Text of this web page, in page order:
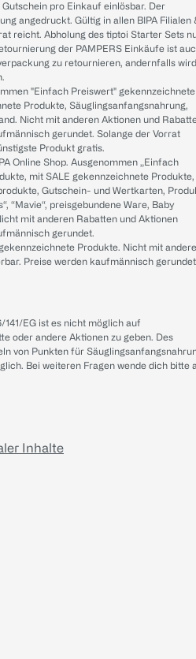
pro Einkauf einlösbar. Der
angedruckt. Gültig in allen BIPA Filialen
reicht. Abholung des tiptoi Starter Sets
der PAMPERS Einkäufe ist
zu retournieren, andernfalls wird
"Einfach Preiswert" gekennzeichnete
Produkte, Säuglingsanfangsnahrung,
Nicht mit anderen Aktionen und
gerundet. Solange der Vorrat
Produkt gratis.
Online Shop. Ausgenommen „Einfach
mit SALE gekennzeichnete Produkte,
Gutschein- und Wertkarten,
“Mavie“, preisgebundene Ware, Baby
mit anderen Rabatten und Aktionen
gerundet.
Produkte. Nicht mit
Preise werden kaufmännisch
EG ist es nicht möglich auf
oder andere Aktionen zu geben. Des
von Punkten für
Bei weiteren Fragen wende dich bitte
Inhalte